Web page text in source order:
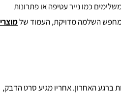
כמו נייר עטיפה או פתרונות
שמחפש השלמה מדויקת, העמוד שלמוצרי
ברגע האחרון. אחריו מגיע סרט הדבק,